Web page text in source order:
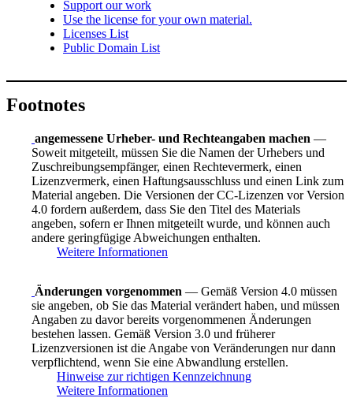
Support our work
Use the license for your own material.
Licenses List
Public Domain List
Footnotes
angemessene Urheber- und Rechteangaben machen —
Soweit mitgeteilt, müssen Sie die Namen der Urhebers und
Zuschreibungsempfänger, einen Rechtevermerk, einen
Lizenzvermerk, einen Haftungsausschluss und einen Link zum
Material angeben. Die Versionen der CC-Lizenzen vor Version
4.0 fordern außerdem, dass Sie den Titel des Materials
angeben, sofern er Ihnen mitgeteilt wurde, und können auch
andere geringfügige Abweichungen enthalten.
Weitere Informationen
Änderungen vorgenommen — Gemäß Version 4.0 müssen
sie angeben, ob Sie das Material verändert haben, und müssen
Angaben zu davor bereits vorgenommenen Änderungen
bestehen lassen. Gemäß Version 3.0 und früherer
Lizenzversionen ist die Angabe von Veränderungen nur dann
verpflichtend, wenn Sie eine Abwandlung erstellen.
Hinweise zur richtigen Kennzeichnung
Weitere Informationen